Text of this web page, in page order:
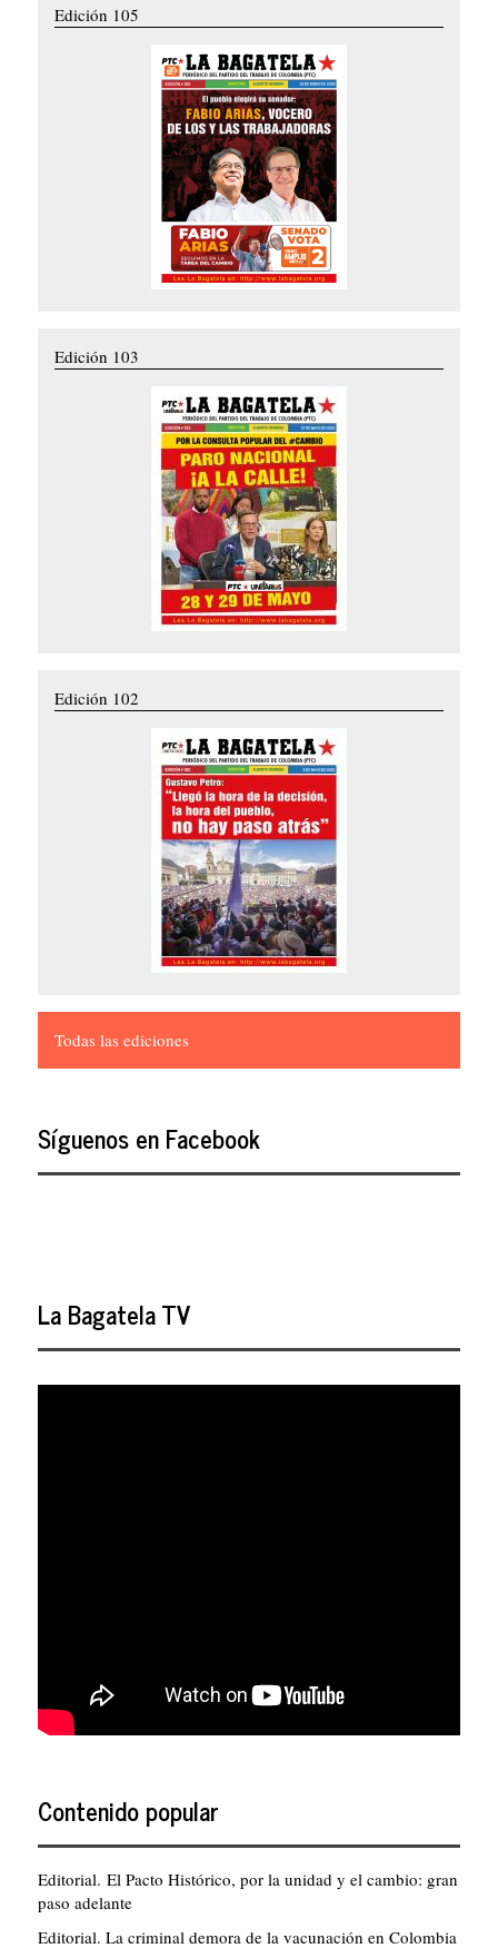
Edición 105
Edición 103
Edición 102
Todas las ediciones
Síguenos en Facebook
La Bagatela TV
Contenido popular
Editorial. El Pacto Histórico, por la unidad y el cambio: gran
paso adelante
Editorial. La criminal demora de la vacunación en Colombia